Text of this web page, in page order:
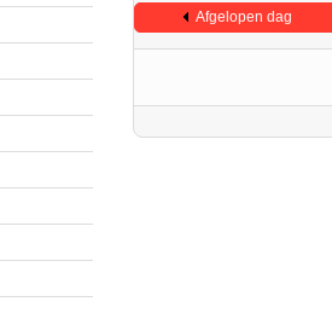
Afgelopen dag